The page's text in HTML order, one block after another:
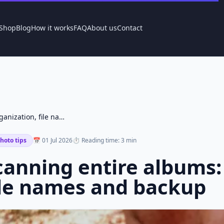
BlogHow it worksFAQAbout usContact
Scanning entire albums: organization, file names and backup
tips 📅 01 Jul 2026⏱ Reading time: 3 min
entire
names and backup